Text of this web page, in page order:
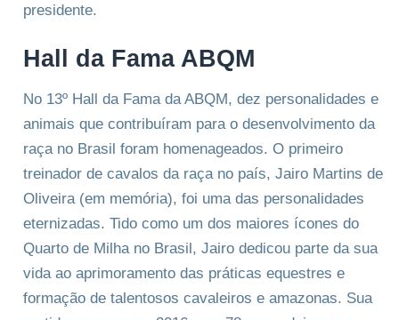
presidente.
Hall da Fama ABQM
No 13º Hall da Fama da ABQM, dez personalidades e
animais que contribuíram para o desenvolvimento da
raça no Brasil foram homenageados. O primeiro
treinador de cavalos da raça no país, Jairo Martins de
Oliveira (em memória), foi uma das personalidades
eternizadas. Tido como um dos maiores ícones do
Quarto de Milha no Brasil, Jairo dedicou parte da sua
vida ao aprimoramento das práticas equestres e
formação de talentosos cavaleiros e amazonas. Sua